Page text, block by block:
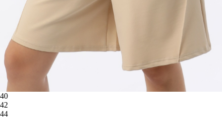
40
42
44